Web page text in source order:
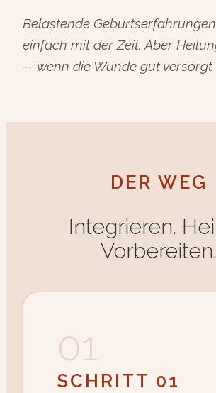
Belastende
einfach mit der Zeit. Aber
— wenn die Wunde gut versorgt
DER WEG
Integrieren.
Vorbereiten.
01
SCHRITT 01